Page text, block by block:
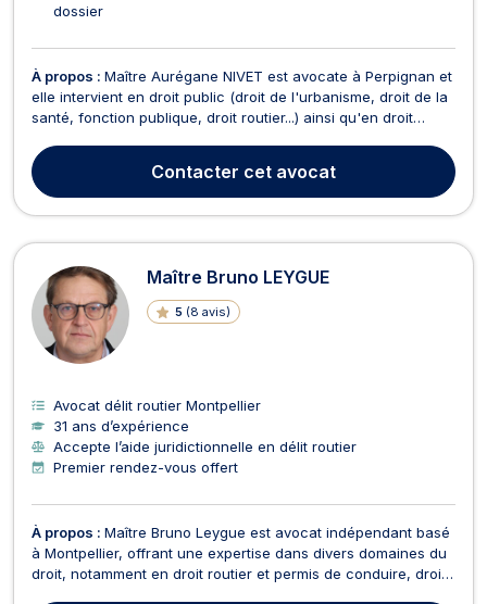
dossier
À propos : Maître Aurégane NIVET est avocate à Perpignan et
elle intervient en droit public (droit de l'urbanisme, droit de la
santé, fonction publique, droit routier...) ainsi qu'en droit
particuliers et collectivités dans tout recours relatif aux
décisions administratives : sanct...
Contacter cet avocat
Maître Bruno LEYGUE
5 (8 avis)
Avocat délit routier Montpellier
31 ans d’expérience
Accepte l’aide juridictionnelle en délit routier
Premier rendez-vous offert
À propos : Maître Bruno Leygue est avocat indépendant basé
à Montpellier, offrant une expertise dans divers domaines du
droit, notamment en droit routier et permis de conduire, droit